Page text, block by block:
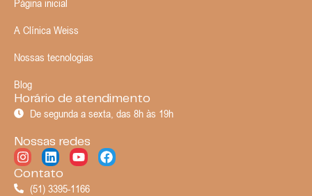
Página inicial
A Clínica Weiss
Nossas tecnologias
Blog
Horário de atendimento
De segunda a sexta, das 8h às 19h
Nossas redes
Contato
(51) 3395-1166